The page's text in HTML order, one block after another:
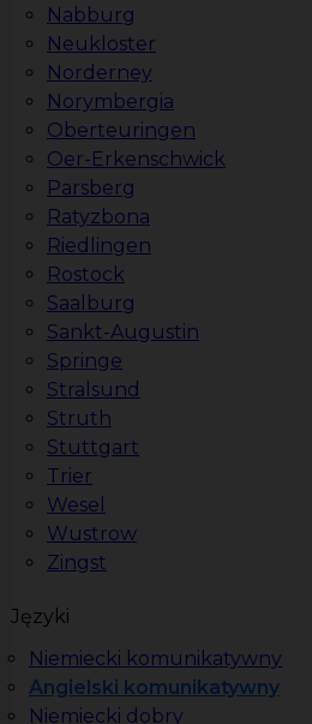
Nabburg
Neukloster
Norderney
Norymbergia
Oberteuringen
Oer-Erkenschwick
Parsberg
Ratyzbona
Riedlingen
Rostock
Saalburg
Sankt-Augustin
Springe
Stralsund
Struth
Stuttgart
Trier
Wesel
Wustrow
Zingst
Języki
Niemiecki komunikatywny
Angielski komunikatywny
Niemiecki dobry